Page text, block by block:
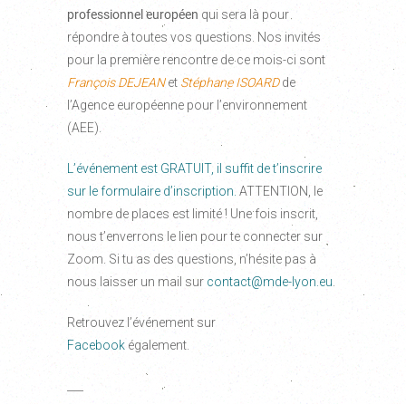
professionnel européen qui sera là pour
répondre à toutes vos questions. Nos invités
pour la première rencontre de ce mois-ci sont
François DEJEANet Stéphane ISOARDde
l’Agence européenne pour l’environnement
(AEE).
L’événement est GRATUIT, il suffit de t’inscrire
sur le formulaire d’inscription. ATTENTION, le
nombre de places est limité ! Une fois inscrit,
nous t’enverrons le lien pour te connecter sur
Zoom. Si tu as des questions, n’hésite pas à
nous laisser un mail sur contact@mde-lyon.eu
Retrouvez l’événement sur
Facebook également.